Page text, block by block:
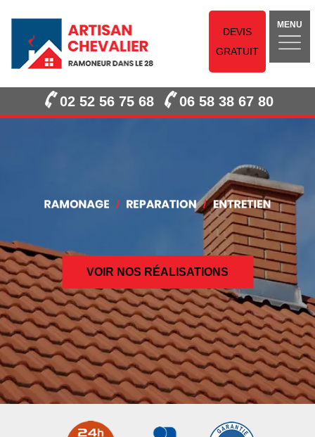
DEVIS
GRATUIT
MENU
02 52 56 75 68 06 58 38 67 80
VOIR NOS RÉALISATIONS